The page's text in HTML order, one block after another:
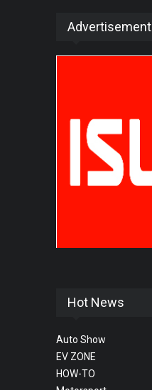
Advertisement
Hot News
Auto Show
EV ZONE
HOW-TO